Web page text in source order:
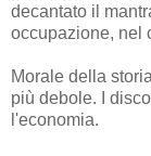
decantato il
occupazione, nel
Morale della
più debole. I
l'economia.